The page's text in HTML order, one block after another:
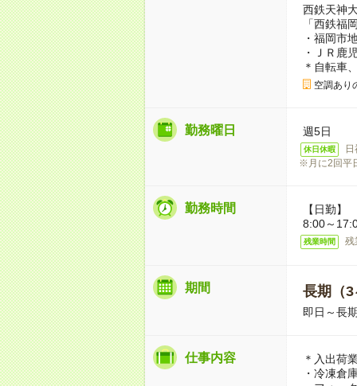
西鉄天神
「西鉄福
・福岡市
・ＪＲ鹿
＊自転車
空調あり
勤務曜日 週5日
休日休暇
※月に2回平
勤務時間
【日勤】
8:00～
残業時間 残
期間 長期（
即日～長
仕事内容
＊入出荷
・冷凍倉